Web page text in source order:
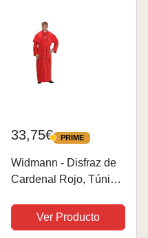
33,75€ PRIME
PRIME
Widmann - Disfraz de
Cardenal Rojo, Túnica,
Calota, Carnaval,
Mottoparty
Ver Producto